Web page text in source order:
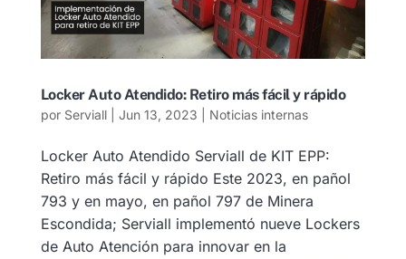
Locker Auto Atendido: Retiro más fácil y rápido
por Serviall| Jun 13, 2023 Noticias internas
Locker Auto Atendido Serviall de KIT EPP:
Retiro más fácil y rápido Este 2023, en pañol
793 y en mayo, en pañol 797 de Minera
Escondida; Serviall implementó nueve Lockers
de Auto Atención para innovar en la